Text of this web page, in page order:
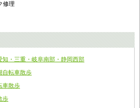
修理
・三重・岐阜南部・静岡西部
転車散歩
車散歩
歩